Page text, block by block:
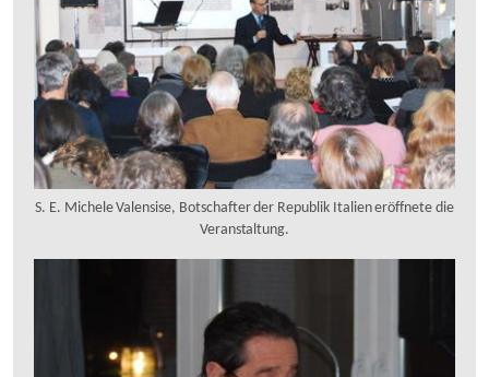
S. E. Michele Valensise, Botschafter der Republik Italien eröffnete die
Veranstaltung.